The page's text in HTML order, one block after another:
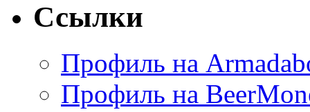
Ссылки
Профиль на
Профиль на